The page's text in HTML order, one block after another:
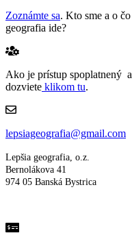
Zoznámte sa. Kto sme a o
geografia ide?
Ako je prístup spoplatnený
dozviete klikom tu.
lepsiageografia@gmail.com
Lepšia geografia, o.z.
Bernolákova 41
974 05 Banská Bystrica